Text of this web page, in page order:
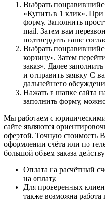
Выбрать
«Купить в 1 клик». При
форму. Заполнить
mail. Затем вам
подтвердить ваше
Выбрать
корзину». Затем
заказ». Далее
и отправить заявку. С
дальнейшего
Нажать в шапке сайта
заполнить форму,
Мы работаем с
сайте являются
офертой. Точную стоимость
оформлении счёта или по
большой объем заказа
Оплата на расчётный
на оплату.
Для проверенных
также возможна работа